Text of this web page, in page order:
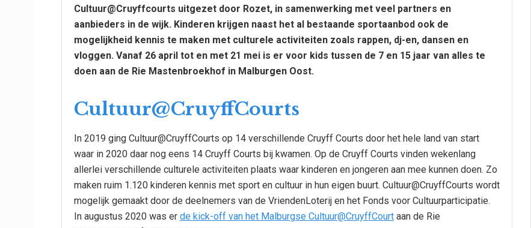
Cultuur@Cruyffcourts uitgezet door Rozet, in samenwerking met veel partners en
aanbieders in de wijk. Kinderen krijgen naast het al bestaande sportaanbod ook de
mogelijkheid kennis te maken met culturele activiteiten zoals rappen, dj-en, dansen en
vloggen. Vanaf 26 april tot en met 21 mei is er voor kids tussen de 7 en 15 jaar van alles te
doen aan de Rie Mastenbroekhof in Malburgen Oost.
Cultuur@CruyffCourts
In 2019 ging Cultuur@CruyffCourts op 14 verschillende Cruyff Courts door het hele land van start
waar in 2020 daar nog eens 14 Cruyff Courts bij kwamen. Op de Cruyff Courts vinden wekenlang
allerlei verschillende culturele activiteiten plaats waar kinderen en jongeren aan mee kunnen doen. Zo
maken ruim 1.120 kinderen kennis met sport en cultuur in hun eigen buurt. Cultuur@CruyffCourts wordt
mogelijk gemaakt door de deelnemers van de VriendenLoterij en het Fonds voor Cultuurparticipatie.
In augustus 2020 was er de kick-off van het Malburgse Cultuur@CruyffCourt aan de Rie